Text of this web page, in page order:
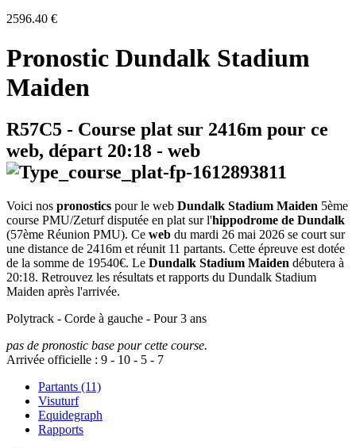
2596.40 €
Pronostic Dundalk Stadium
Maiden
R57C5 - Course plat sur 2416m pour ce
web, départ 20:18 - web
Voici nos pronostics pour le web Dundalk Stadium Maiden 5ème
course PMU/Zeturf disputée en plat sur l'hippodrome de Dundalk
(57ème Réunion PMU). Ce web du mardi 26 mai 2026 se court sur
une distance de 2416m et réunit 11 partants. Cette épreuve est dotée
de la somme de 19540€. Le Dundalk Stadium Maiden débutera à
20:18. Retrouvez les résultats et rapports du Dundalk Stadium
Maiden après l'arrivée.
Polytrack - Corde à gauche - Pour 3 ans
pas de pronostic base pour cette course.
Arrivée officielle : 9 - 10 - 5 - 7
Partants (11)
Visuturf
Equidegraph
Rapports